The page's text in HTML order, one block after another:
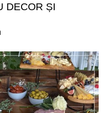
DECOR ȘI